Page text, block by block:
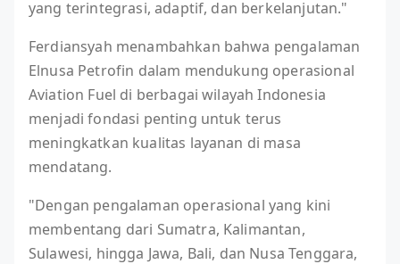
yang terintegrasi, adaptif, dan berkelanjutan."
Ferdiansyah menambahkan bahwa pengalaman
Elnusa Petrofin dalam mendukung operasional
Aviation Fuel di berbagai wilayah Indonesia
menjadi fondasi penting untuk terus
meningkatkan kualitas layanan di masa
mendatang.
"Dengan pengalaman operasional yang kini
membentang dari Sumatra, Kalimantan,
Sulawesi, hingga Jawa, Bali, dan Nusa Tenggara,